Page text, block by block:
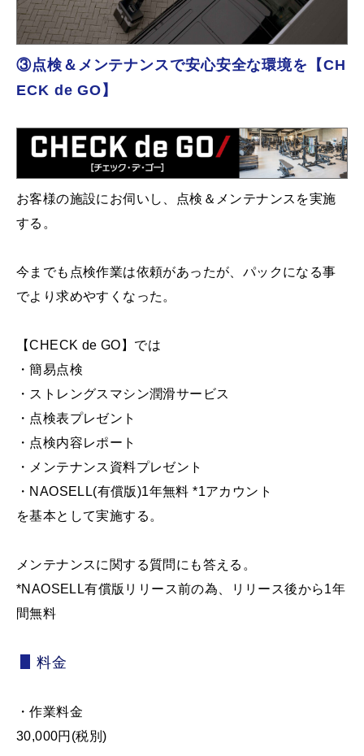
③点検＆メンテナンスで安心安全な環境を【CH
ECK de GO】
お客様の施設にお伺いし、点検＆メンテナンスを実施
する。
今までも点検作業は依頼があったが、パックになる事
でより求めやすくなった。
【CHECK de GO】では
・簡易点検
・ストレングスマシン潤滑サービス
・点検表プレゼント
・点検内容レポート
・メンテナンス資料プレゼント
・NAOSELL(有償版)1年無料 *1アカウント
を基本として実施する。
メンテナンスに関する質問にも答える。
*NAOSELL有償版リリース前の為、リリース後から1年
間無料
料金
・作業料金
30,000円(税別)